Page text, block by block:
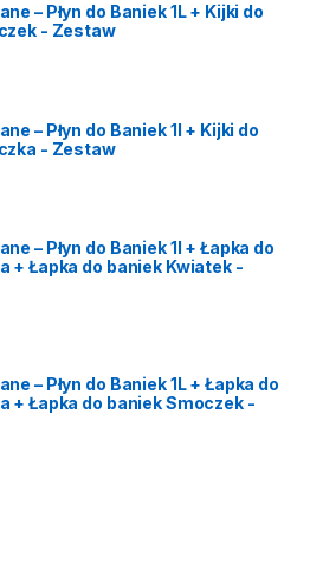
– Płyn do Baniek 1L + Kijki do
- Zestaw
– Płyn do Baniek 1l + Kijki do
- Zestaw
– Płyn do Baniek 1l + Łapka do
+ Łapka do baniek Kwiatek -
– Płyn do Baniek 1L + Łapka do
+ Łapka do baniek Smoczek -